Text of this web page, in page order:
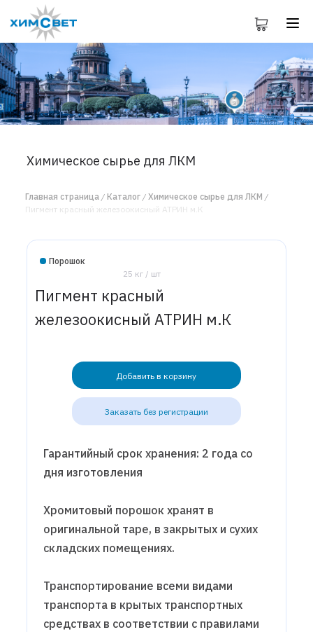
Химическое сырье для ЛКМ
Главная страница Каталог
Химическое сырье для ЛКМ
Пигмент красный железоокисный АТРИН м.К
Порошок
25 кг / шт
Пигмент красный
железоокисный АТРИН м.К
Добавить в корзину
Заказать без регистрации
Гарантийный срок хранения: 2 года со
дня изготовления
Хромитовый порошок хранят в
оригинальной таре, в закрытых и сухих
складских помещениях.
Транспортирование всеми видами
транспорта в крытых транспортных
средствах в соответствии с правилами